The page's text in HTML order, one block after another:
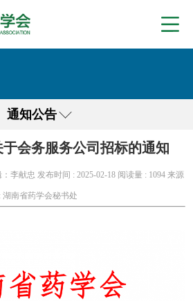
通知公告
会务服务公司招标的通知
：李献忠 发布时间 : 2025-02-18 阅读量 : 1094 来源
: 湖南省药学会秘书处